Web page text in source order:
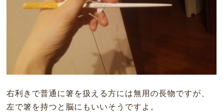
右利きで普通に箸を扱える方には無用の長物ですが、
左で箸を持つと脳にもいいそうですよ。